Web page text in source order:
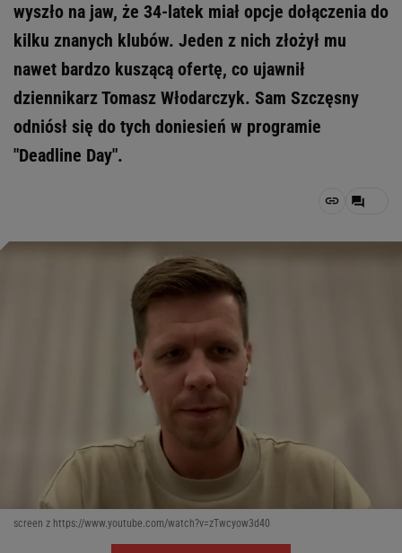
wyszło na jaw, że 34-latek miał opcje dołączenia do
kilku znanych klubów. Jeden z nich złożył mu
nawet bardzo kuszącą ofertę, co ujawnił
dziennikarz Tomasz Włodarczyk. Sam Szczęsny
odniósł się do tych doniesień w programie
"Deadline Day".
screen z https://www.youtube.com/watch?v=zTwcyow3d40